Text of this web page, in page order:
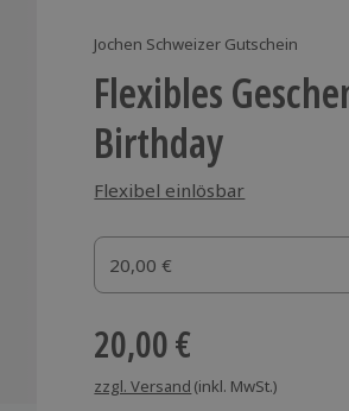
Jochen Schweizer Gutschein
Flexibles
Birthday
Flexibel einlösbar
Gutscheinbetrag
Gutscheinbetrag
20,00 €
20,00 €
zzgl. Versand (inkl. MwSt.)